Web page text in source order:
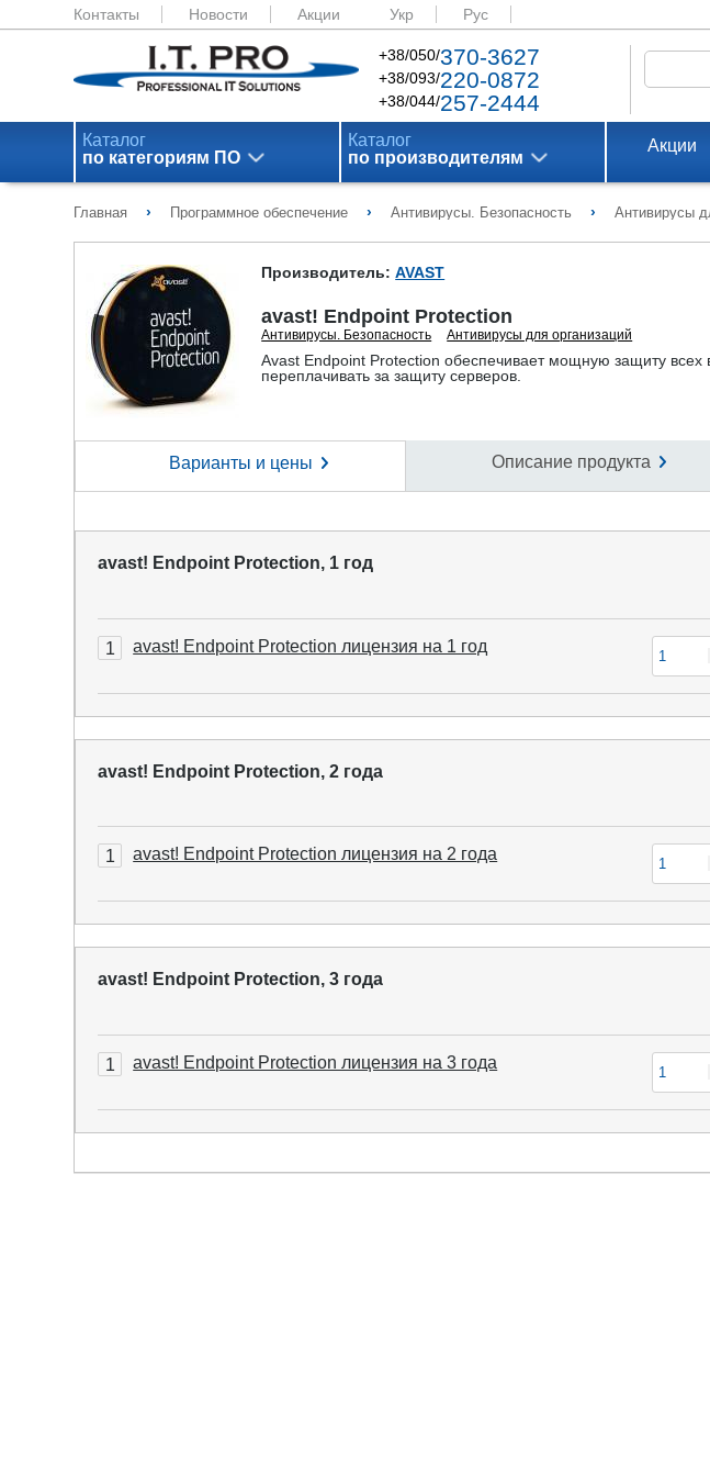
Контакты Новости Акции Укр Рус
+38/050/370-3627
+38/093/220-0872
+38/044/257-2444
Каталог
по категориям ПО
Каталог
по производителям
Акции
Главная › Программное обеспечение › Антивирусы. Безопасность › Антивирусы
Производитель:AVAST
avast! Endpoint Protection
Антивирусы. Безопасность Антивирусы для организаций
Avast Endpoint Protection обеспечивает мощную защиту
переплачивать за защиту серверов.
Варианты и цены Описание продукта
avast! Endpoint Protection, 1 год
1 avast! Endpoint Protection лицензия на 1 год
avast! Endpoint Protection, 2 года
1 avast! Endpoint Protection лицензия на 2 года
avast! Endpoint Protection, 3 года
1 avast! Endpoint Protection лицензия на 3 года